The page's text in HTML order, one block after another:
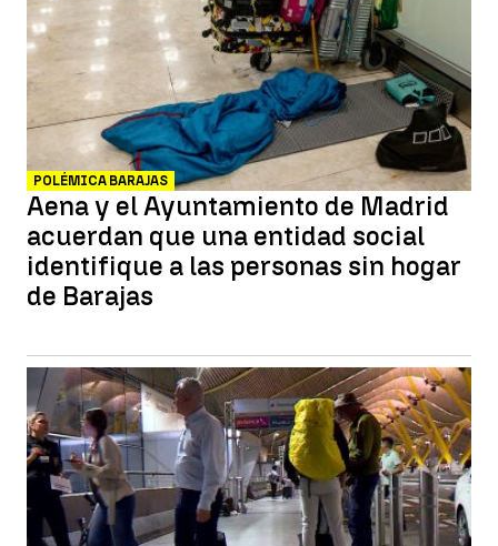
POLÉMICA BARAJAS
Aena y el Ayuntamiento de Madrid
acuerdan que una entidad social
identifique a las personas sin hogar
de Barajas